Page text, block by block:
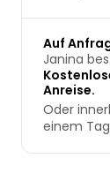
Auf
Janina
Anreise.
Oder
einem